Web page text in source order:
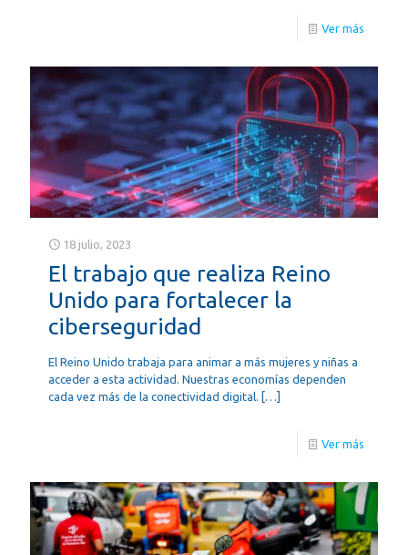
Ver más
18 julio, 2023
El trabajo que realiza Reino
Unido para fortalecer la
ciberseguridad
El Reino Unido trabaja para animar a más mujeres y niñas a
acceder a esta actividad. Nuestras economías dependen
cada vez más de la conectividad digital. […]
Ver más